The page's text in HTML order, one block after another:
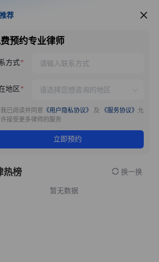
服务推荐
荐
预约专业律师
方式
地区
我已阅读并同意 《用户隐私协议》 及 《服务协议》 允
许接受更多律师的服务
立即预约
热榜 换一换
暂无数据